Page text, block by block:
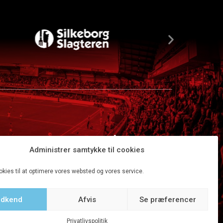
Administrer samtykke til cookies
til at optimere vores websted og vores service.
Afvis Se præferencer
Privatlivspolitik